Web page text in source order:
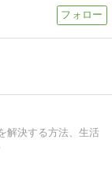
解決する方法、生活